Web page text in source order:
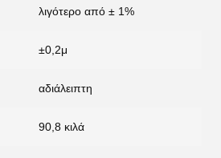
λιγότερο από ± 1%
±0,2μ
αδιάλειπτη
90,8 κιλά